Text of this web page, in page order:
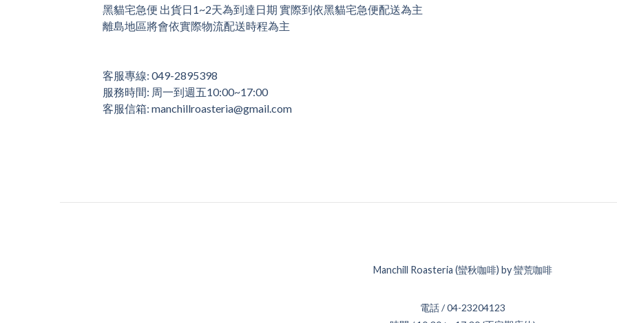
黑貓宅急便 出貨日1~2天為到達日期 實際到依黑貓宅急便配送為主
離島地區將會依實際物流配送時程為主
客服專線: 049-2895398
服務時間: 周一到週五10:00~17:00
客服信箱: manchillroasteria@gmail.com
Manchill Roasteria (蠻秋咖啡) by 蠻荒咖啡
電話 / 04-23204123